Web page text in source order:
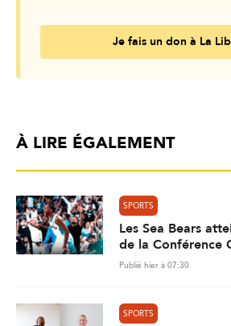
Je fais un don à La
À LIRE ÉGALEMENT
SPORTS
Les Sea Bears
de la Conférence
Publié hier à 07:30
SPORTS